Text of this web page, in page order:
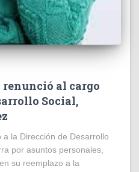
al cargo
Social,
la Dirección de Desarrollo
por asuntos personales,
su reemplazo a la